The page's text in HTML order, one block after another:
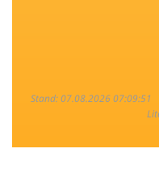
Stand: 07.08.2026 07:09:51